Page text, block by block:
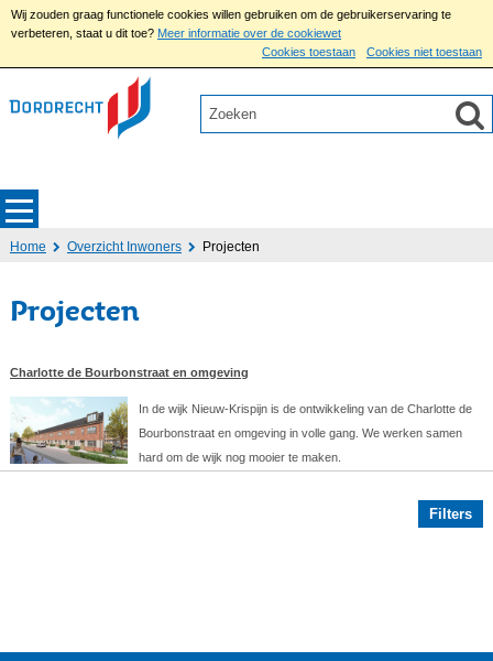
Wij zouden graag functionele cookies willen gebruiken om de gebruikerservaring te
verbeteren, staat u dit toe? Meer informatie over de cookiewet
Cookies toestaan
Cookies niet toestaan
Home Overzicht Inwoners Projecten
Projecten
Charlotte de Bourbonstraat en omgeving
In de wijk Nieuw-Krispijn is de ontwikkeling van de Charlotte de
Bourbonstraat en omgeving in volle gang. We werken samen
hard om de wijk nog mooier te maken.
Filters